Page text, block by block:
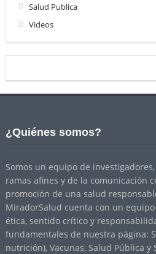
Salud Publica
Videos
¿Quiénes somos?
Somos un equipo de
ramas afines y de la comunicación
promoción de una salud
MiradorSalud cuenta con un
ética, sentido crítico y
fundamentales de nuestra página:
nutrición), Vacunas, Salud Pública y